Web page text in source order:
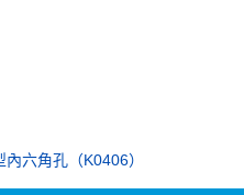
六角孔（K0406）